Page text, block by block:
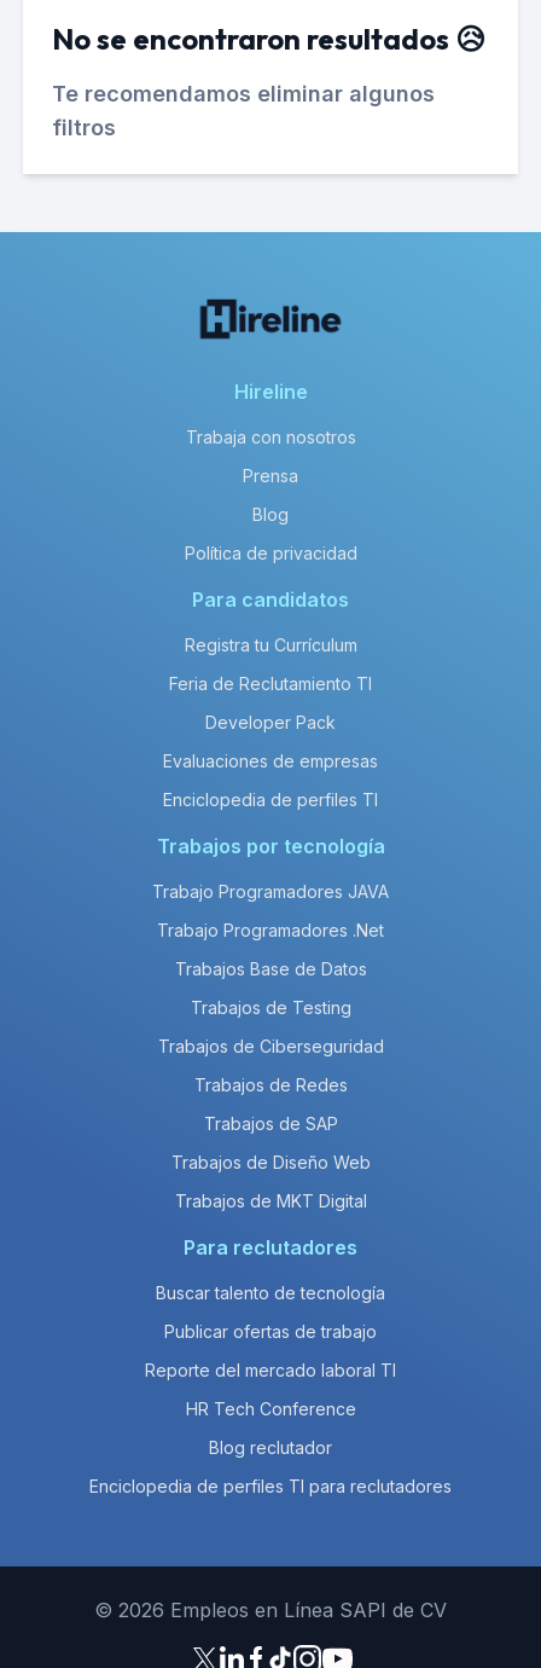
No se encontraron resultados 😥
Te recomendamos eliminar algunos
filtros
Hireline
Trabaja con nosotros
Prensa
Blog
Política de privacidad
Para candidatos
Registra tu Currículum
Feria de Reclutamiento TI
Developer Pack
Evaluaciones de empresas
Enciclopedia de perfiles TI
Trabajos por tecnología
Trabajo Programadores JAVA
Trabajo Programadores .Net
Trabajos Base de Datos
Trabajos de Testing
Trabajos de Ciberseguridad
Trabajos de Redes
Trabajos de SAP
Trabajos de Diseño Web
Trabajos de MKT Digital
Para reclutadores
Buscar talento de tecnología
Publicar ofertas de trabajo
Reporte del mercado laboral TI
HR Tech Conference
Blog reclutador
Enciclopedia de perfiles TI para reclutadores
© 2026 Empleos en Línea SAPI de CV